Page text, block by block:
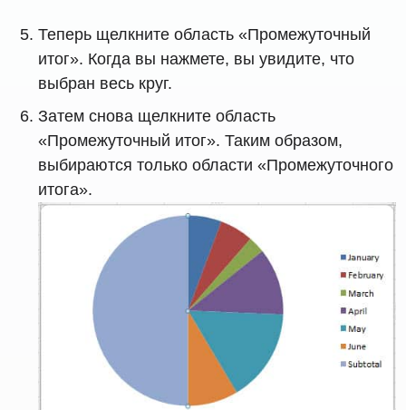
Теперь щелкните область «Промежуточный
итог». Когда вы нажмете, вы увидите, что
выбран весь круг.
Затем снова щелкните область
«Промежуточный итог». Таким образом,
выбираются только области «Промежуточного
итога».